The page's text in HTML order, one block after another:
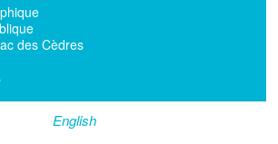
des Cèdres
English